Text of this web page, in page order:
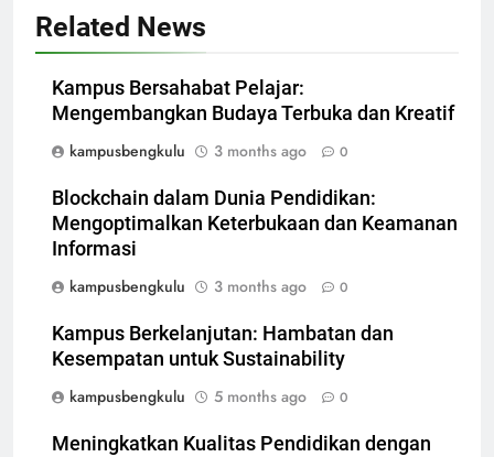
Related News
Kampus Bersahabat Pelajar:
Mengembangkan Budaya Terbuka dan Kreatif
kampusbengkulu
3 months ago 0
Blockchain dalam Dunia Pendidikan:
Mengoptimalkan Keterbukaan dan Keamanan
Informasi
kampusbengkulu
3 months ago 0
Kampus Berkelanjutan: Hambatan dan
Kesempatan untuk Sustainability
kampusbengkulu
5 months ago 0
Meningkatkan Kualitas Pendidikan dengan